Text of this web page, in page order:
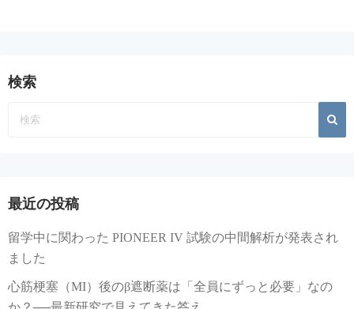
検索
最近の投稿
留学中に関わった PIONEER IV 試験の中間解析が発表され
ました
心筋梗塞（MI）後のβ遮断薬は「全員にずっと必要」なの